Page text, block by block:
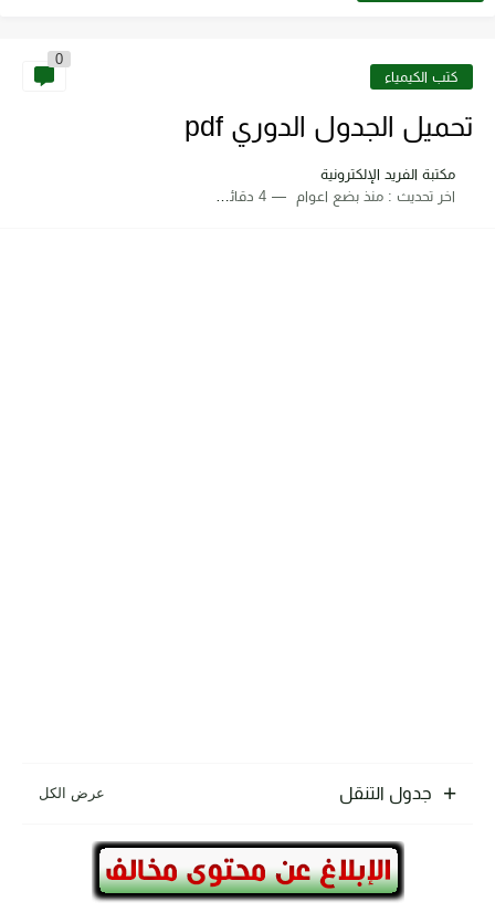
كتاب الطاقة والتقنية والتوجهات للمستقبل pdf كتب الكيمياء
0
تحميل الجدول الدوري pdf
مكتبة الفريد الإلكترونية
اخر تحديث :منذ بضع اعوام 4 دقائق للقراءة
جدول التنقل